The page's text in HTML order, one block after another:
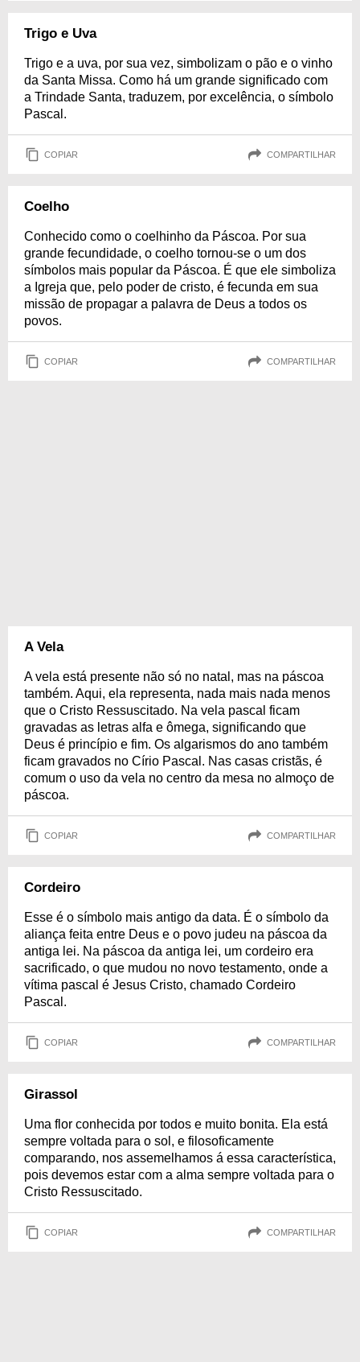
Trigo e Uva
Trigo e a uva, por sua vez, simbolizam o pão e o vinho
da Santa Missa. Como há um grande significado com
a Trindade Santa, traduzem, por excelência, o símbolo
Pascal.
COPIAR COMPARTILHAR
Coelho
Conhecido como o coelhinho da Páscoa. Por sua
grande fecundidade, o coelho tornou-se o um dos
símbolos mais popular da Páscoa. É que ele simboliza
a Igreja que, pelo poder de cristo, é fecunda em sua
missão de propagar a palavra de Deus a todos os
povos.
COPIAR COMPARTILHAR
A Vela
A vela está presente não só no natal, mas na páscoa
também. Aqui, ela representa, nada mais nada menos
que o Cristo Ressuscitado. Na vela pascal ficam
gravadas as letras alfa e ômega, significando que
Deus é princípio e fim. Os algarismos do ano também
ficam gravados no Círio Pascal. Nas casas cristãs, é
comum o uso da vela no centro da mesa no almoço de
páscoa.
COPIAR COMPARTILHAR
Cordeiro
Esse é o símbolo mais antigo da data. É o símbolo da
aliança feita entre Deus e o povo judeu na páscoa da
antiga lei. Na páscoa da antiga lei, um cordeiro era
sacrificado, o que mudou no novo testamento, onde a
vítima pascal é Jesus Cristo, chamado Cordeiro
Pascal.
COPIAR COMPARTILHAR
Girassol
Uma flor conhecida por todos e muito bonita. Ela está
sempre voltada para o sol, e filosoficamente
comparando, nos assemelhamos á essa característica,
pois devemos estar com a alma sempre voltada para o
Cristo Ressuscitado.
COPIAR COMPARTILHAR